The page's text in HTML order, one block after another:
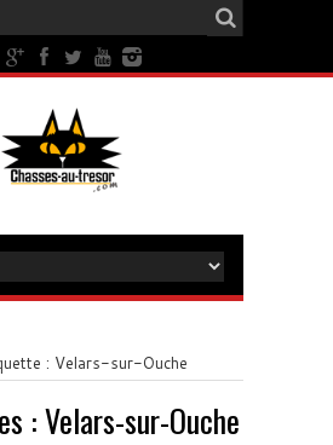
: Velars-sur-Ouche
:Velars-sur-Ouche